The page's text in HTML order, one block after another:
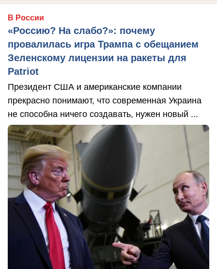
В России
«Россию? На слабо?»: почему
провалилась игра Трампа с обещанием
Зеленскому лицензии на ракеты для
Patriot
Президент США и американские компании
прекрасно понимают, что современная Украина
не способна ничего создавать, нужен новый ...